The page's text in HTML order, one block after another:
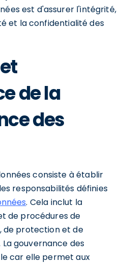
est d'assurer l'intégrité,
et la confidentialité des
de la
des
consiste à établir
responsabilités définies
. Cela inclut la
de procédures de
de protection et de
gouvernance des
car elle permet aux